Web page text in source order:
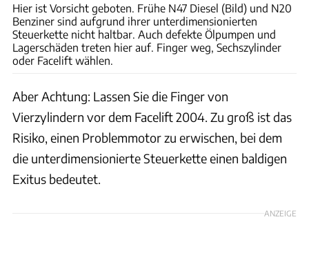
Hier ist Vorsicht geboten. Frühe N47 Diesel (Bild) und N20
Benziner sind aufgrund ihrer unterdimensionierten
Steuerkette nicht haltbar. Auch defekte Ölpumpen und
Lagerschäden treten hier auf. Finger weg, Sechszylinder
oder Facelift wählen.
Aber Achtung: Lassen Sie die Finger von
Vierzylindern vor dem Facelift 2004. Zu groß ist das
Risiko, einen Problemmotor zu erwischen, bei dem
die unterdimensionierte Steuerkette einen baldigen
Exitus bedeutet.
ANZEIGE